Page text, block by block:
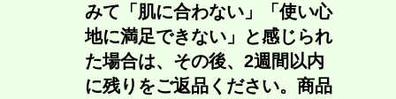
みて「肌に合わない」「使い心
地に満足できない」と感じられ
た場合は、その後、2週間以内
に残りをご返品ください。商品